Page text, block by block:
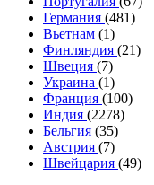
Германия (481)
Вьетнам (1)
Финляндия (21)
Швеция (7)
Украина (1)
Франция (100)
Индия (2278)
Бельгия (35)
Австрия (7)
Швейцария (49)